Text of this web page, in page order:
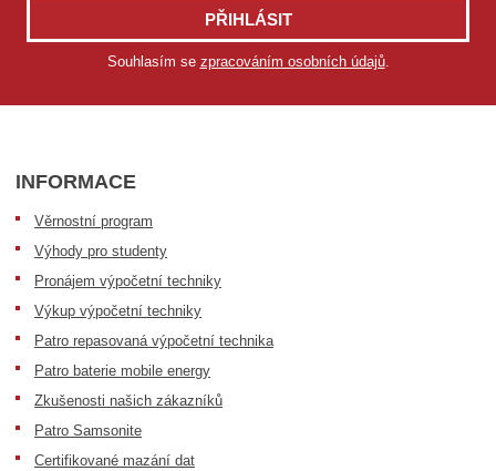
PŘIHLÁSIT
Souhlasím se zpracováním osobních údajů.
INFORMACE
Věrnostní program
Výhody pro studenty
Pronájem výpočetní techniky
Výkup výpočetní techniky
Patro repasovaná výpočetní technika
Patro baterie mobile energy
Zkušenosti našich zákazníků
Patro Samsonite
Certifikované mazání dat